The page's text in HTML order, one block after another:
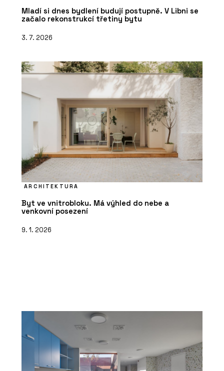
Mladí si dnes bydlení budují postupně. V Libni se
začalo rekonstrukcí třetiny bytu
3. 7. 2026
ARCHITEKTURA
Byt ve vnitrobloku. Má výhled do nebe a
venkovní posezení
9. 1. 2026